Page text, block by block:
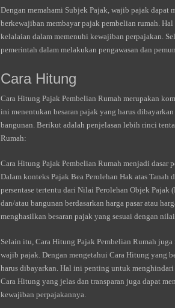
Dengan memahami Subjek Pajak, wajib pajak dapat
berkewajiban membayar pajak pembelian rumah.
kelalaian dalam memenuhi kewajiban perpajakan.
pemerintah dalam melakukan pengawasan dan
Cara Hitung
Cara Hitung Pajak Pembelian Rumah merupakan
ini menentukan besaran pajak yang harus
bangunan. Berikut adalah penjelasan lebih rinci
Rumah:
Cara Hitung Pajak Pembelian Rumah menjadi dasar
Dalam konteks Pajak Bea Perolehan Hak atas
persentase tertentu dari Nilai Perolehan Objek Pajak
dan/atau bangunan berdasarkan harga pasar atau
menghasilkan besaran pajak yang sesuai dengan
Selain itu, Cara Hitung Pajak Pembelian Rumah
wajib pajak. Dengan mengetahui Cara Hitung yang
harus dibayarkan. Hal ini penting untuk
Cara Hitung yang jelas dan transparan juga dapat
kewajiban perpajakannya.